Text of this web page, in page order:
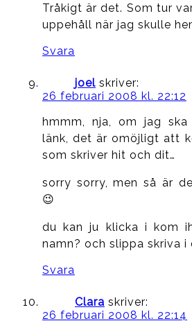
Tråkigt är det. Som tur
uppehåll när jag skulle
Svara
joel skriver:
26 februari 2008 kl. 22:12
hmmm, nja, om jag
länk, det är omöjligt att
som skriver hit och dit…
sorry sorry, men så är
😉
du kan ju klicka i kom
namn? och slippa skriva i
Svara
Clara skriver:
26 februari 2008 kl. 22:14